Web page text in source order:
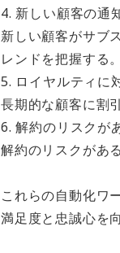
4. 新しい顧客の通
新しい顧客がサブ
レンドを把握する。
5. ロイヤルティに
長期的な顧客に割
6. 解約のリスクが
解約のリスクがあ
これらの自動化ワ
満足度と忠誠心を